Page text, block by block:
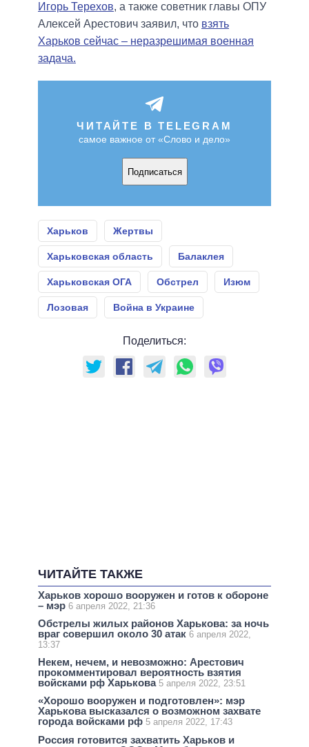
Игорь Терехов, а также советник главы ОПУ
Алексей Арестович заявил, что взять
Харьков сейчас – неразрешимая военная
задача.
ЧИТАЙТЕ В TELEGRAM
самое важное от «Слово и дело»
Подписаться
Харьков Жертвы
Харьковская область Балаклея
Харьковская ОГА Обстрел Изюм
Лозовая Война в Украине
Поделиться:
ЧИТАЙТЕ ТАКЖЕ
Харьков хорошо вооружен и готов к обороне
– мэр 6 апреля 2022, 21:36
Обстрелы жилых районов Харькова: за ночь
враг совершил около 30 атак 6 апреля 2022,
13:37
Некем, нечем, и невозможно: Арестович
прокомментировал вероятность взятия
войсками рф Харькова 5 апреля 2022, 23:51
«Хорошо вооружен и подготовлен»: мэр
Харькова высказался о возможном захвате
города войсками рф 5 апреля 2022, 17:43
Россия готовится захватить Харьков и